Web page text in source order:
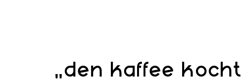
„den kaffee kocht